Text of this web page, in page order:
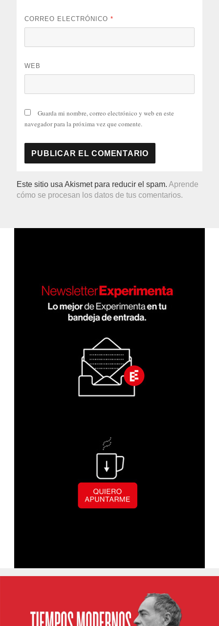
CORREO ELECTRÓNICO*
WEB
Guarda mi nombre, correo electrónico y web en este
navegador para la próxima vez que comente.
Este sitio usa Akismet para reducir el spam.Aprende
cómo se procesan los datos de tus comentarios.